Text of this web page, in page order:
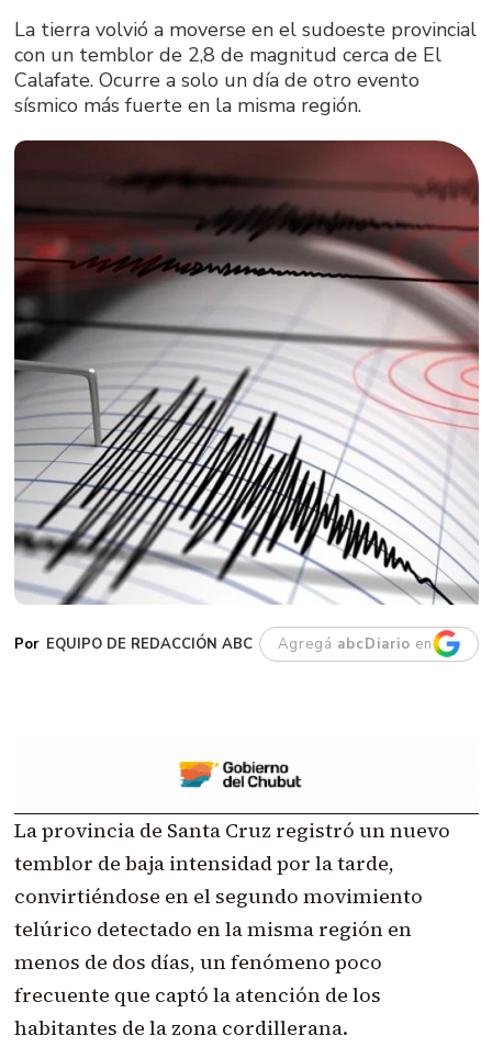
La tierra volvió a moverse en el sudoeste provincial
con un temblor de 2,8 de magnitud cerca de El
Calafate. Ocurre a solo un día de otro evento
sísmico más fuerte en la misma región.
EQUIPO DE REDACCIÓN ABC Agregá abcDiario en
La provincia de Santa Cruz registró un nuevo
temblor de baja intensidad por la tarde,
convirtiéndose en el segundo movimiento
telúrico detectado en la misma región en
menos de dos días, un fenómeno poco
frecuente que captó la atención de los
habitantes de la zona cordillerana.